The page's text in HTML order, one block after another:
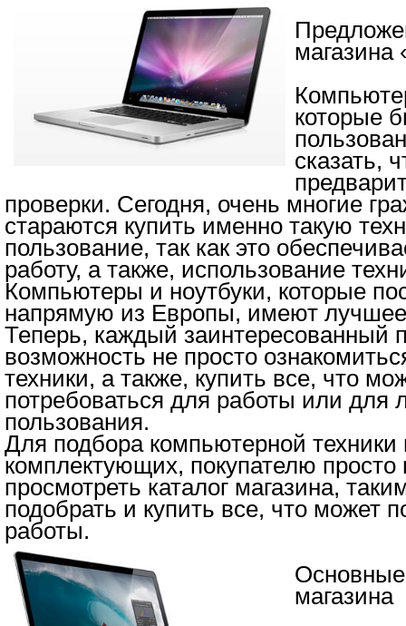
магазина
которые
сказать,
проверки. Сегодня, очень многие
стараются купить именно такую
пользование, так как это
работу, а также, использование
Компьютеры и ноутбуки, которые
напрямую из Европы, имеют лучшее
Теперь, каждый заинтересованный
возможность не просто
техники, а также, купить все, что
потребоваться для работы или для
пользования.
Для подбора компьютерной техники
комплектующих, покупателю просто
просмотреть каталог магазина,
подобрать и купить все, что может
работы.
магазина